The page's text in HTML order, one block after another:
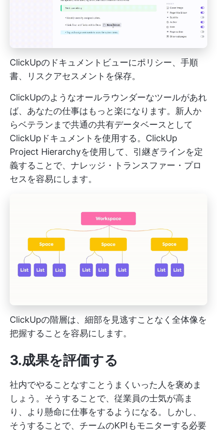
ClickUpのドキュメントビューにポリシー、手順
書、リスクアセスメントを保存。
ClickUpのようなオールラウンダーなツールがあれ
ば、あなたの仕事はもっと楽になります。新人か
らベテランまで共通の共有データベースとして
ClickUpドキュメントを使用する。ClickUp
Project Hierarchyを使用して、引継ぎラインを定
義することで、ナレッジ・トランスファー・プロ
セスを容易にします。
ClickUpの階層は、細部を見逃すことなく全体像を
把握することを容易にします。
3.成果を評価する
社内でやることなすことうまくいった人を褒めま
しょう。そうすることで、従業員の士気が高ま
り、より懸命に仕事をするようになる。しかし、
そうすることで、チームのKPIもモニターする必要